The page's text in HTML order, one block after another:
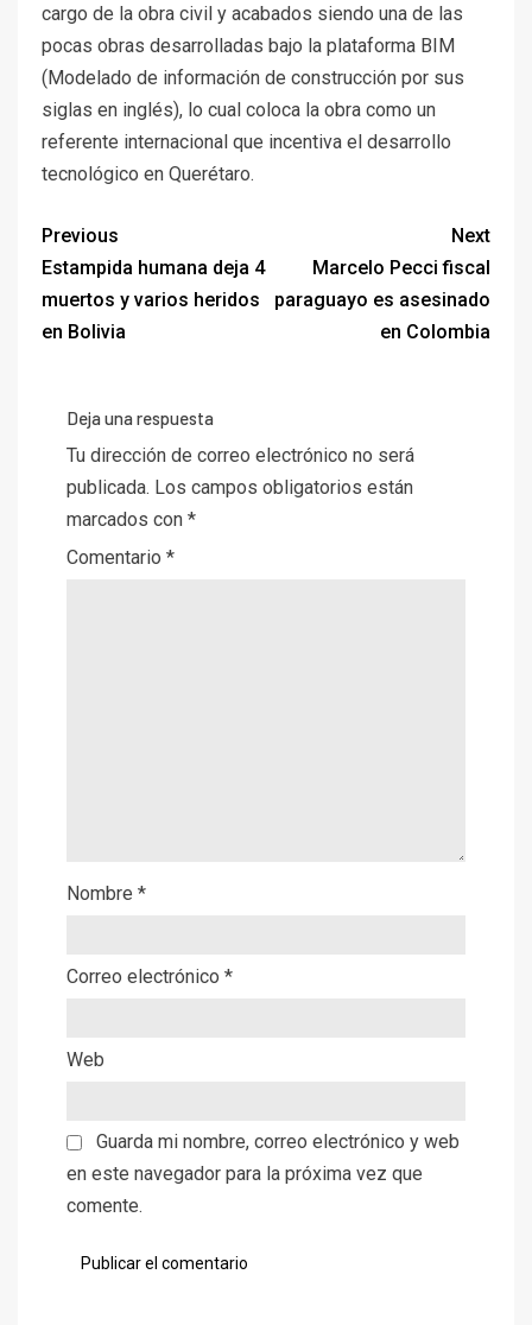
cargo de la obra civil y acabados siendo una de las
pocas obras desarrolladas bajo la plataforma BIM
(Modelado de información de construcción por sus
siglas en inglés), lo cual coloca la obra como un
referente internacional que incentiva el desarrollo
tecnológico en Querétaro.
Previous
Estampida humana deja 4
muertos y varios heridos
en Bolivia
Next
Marcelo Pecci fiscal
paraguayo es asesinado
en Colombia
Deja una respuesta
Tu dirección de correo electrónico no será
publicada. Los campos obligatorios están
marcados con *
Comentario *
Nombre *
Correo electrónico *
Web
Guarda mi nombre, correo electrónico y web
en este navegador para la próxima vez que
comente.